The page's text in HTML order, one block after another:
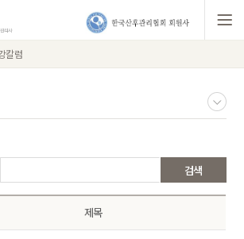
칼럼
검색
제목